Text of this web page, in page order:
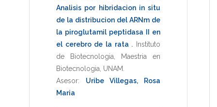
Analisis por hibridacion in situ
de la distribucion del ARNm de
la piroglutamil peptidasa II en
el cerebro de la rata . Instituto
de Biotecnologia
Maestria en
Biotecnologia UNAM
Asesor: Uribe Villegas, Rosa
Maria